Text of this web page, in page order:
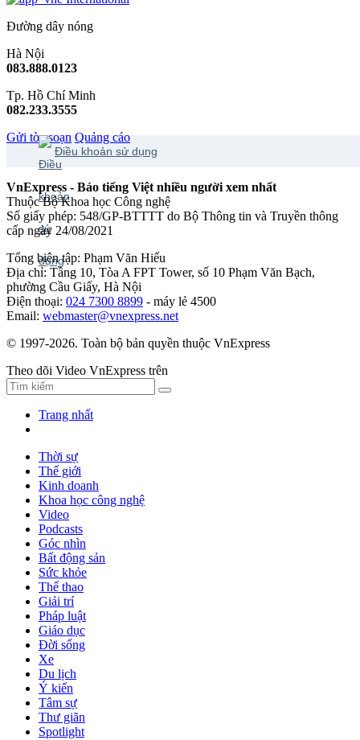
Đường dây nóng
Hà Nội
083.888.0123
Tp. Hồ Chí Minh
082.233.3555
Gửi tòa soạn Quảng cáo
Điều khoản sử dụng
VnExpress - Báo tiếng Việt nhiều người xem nhất
Thuộc Bộ Khoa học Công nghệ
Số giấy phép: 548/GP-BTTTT do Bộ Thông tin và Truyền thông
cấp ngày 24/08/2021
Tổng biên tập: Phạm Văn Hiếu
Địa chỉ: Tầng 10, Tòa A FPT Tower, số 10 Phạm Văn Bạch,
phường Cầu Giấy, Hà Nội
Điện thoại: 024 7300 8899 - máy lẻ 4500
Email: webmaster@vnexpress.net
© 1997-2026. Toàn bộ bản quyền thuộc VnExpress
Theo dõi Video VnExpress trên
Trang nhất
Thời sự
Thế giới
Kinh doanh
Khoa học công nghệ
Video
Podcasts
Góc nhìn
Bất động sản
Sức khỏe
Thể thao
Giải trí
Pháp luật
Giáo dục
Đời sống
Xe
Du lịch
Ý kiến
Tâm sự
Thư giãn
Spotlight